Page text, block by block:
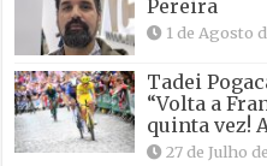
Pereira
1 de Agosto
Tadei
“Volta a
quinta vez!
27 de Julho